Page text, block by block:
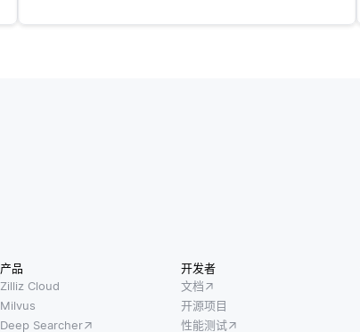
产品
Zilliz Cloud
Milvus
Deep Searcher
开发者
文档
开源项目
性能测试